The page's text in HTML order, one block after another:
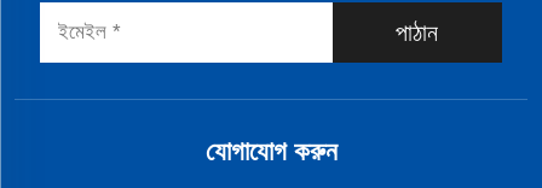
পাঠান
যোগাযোগ করুন